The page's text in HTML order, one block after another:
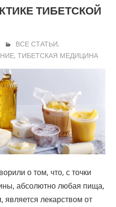
ТИБЕТСКОЙ
ВСЕ СТАТЬИ,
, ТИБЕТСКАЯ МЕДИЦИНА
о том, что, с точки
абсолютно любая пища,
лекарством от